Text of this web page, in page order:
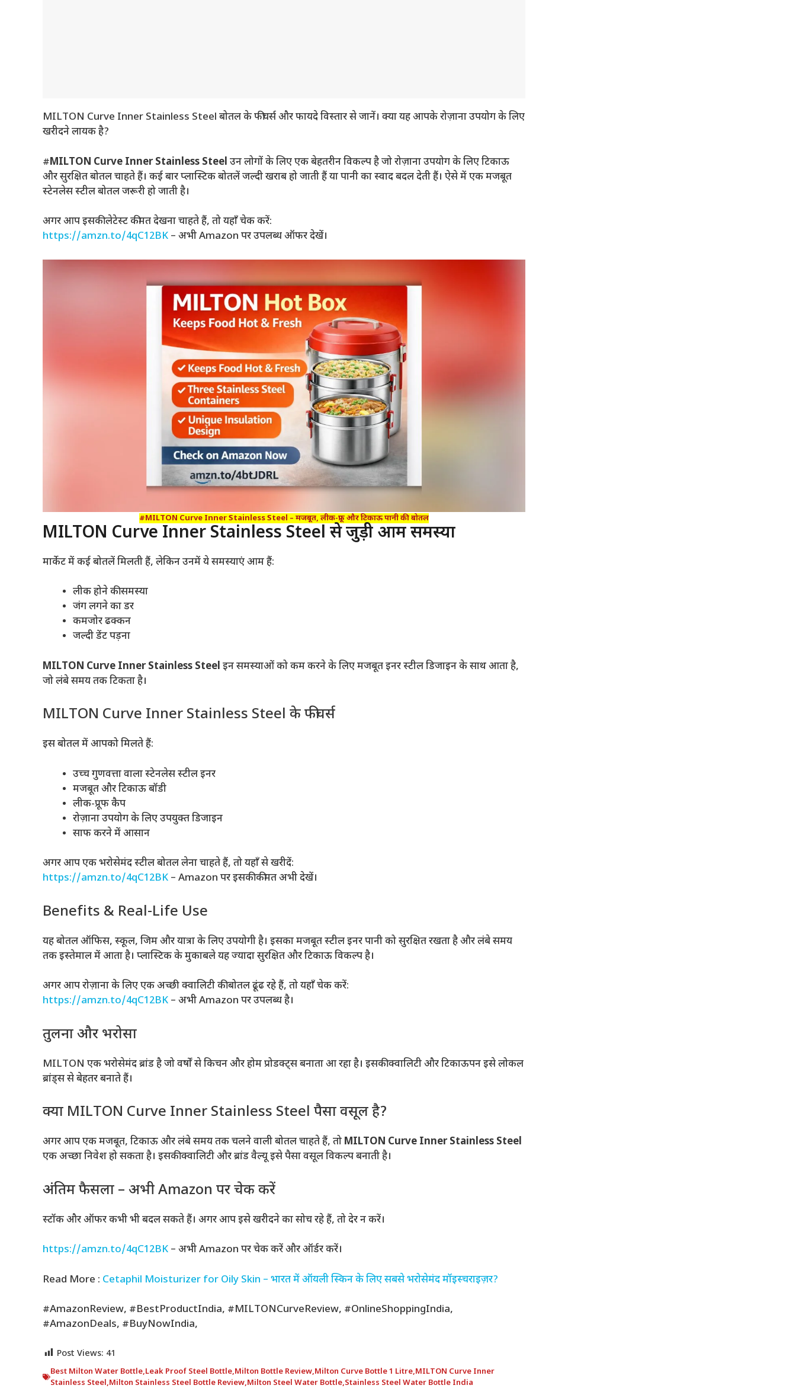
MILTON Curve Inner Stainless Steel बोतल के फीचर्स और फायदे विस्तार से जानें। क्या यह आपके रोज़ाना उपयोग के लिए
खरीदने लायक है?
#MILTON Curve Inner Stainless Steel उन लोगों के लिए एक बेहतरीन विकल्प है जो रोज़ाना उपयोग के लिए टिकाऊ
और सुरक्षित बोतल चाहते हैं। कई बार प्लास्टिक बोतलें जल्दी खराब हो जाती हैं या पानी का स्वाद बदल देती हैं। ऐसे में एक मजबूत
स्टेनलेस स्टील बोतल जरूरी हो जाती है।
अगर आप इसकी लेटेस्ट कीमत देखना चाहते हैं, तो यहाँ चेक करें:
https://amzn.to/4qC12BK – अभी Amazon पर उपलब्ध ऑफर देखें।
#MILTON Curve Inner Stainless Steel – मजबूत, लीक-प्रूफ और टिकाऊ पानी की बोतल
MILTON Curve Inner Stainless Steel से जुड़ी आम समस्या
मार्केट में कई बोतलें मिलती हैं, लेकिन उनमें ये समस्याएं आम हैं:
लीक होने की समस्या
जंग लगने का डर
कमजोर ढक्कन
जल्दी डेंट पड़ना
MILTON Curve Inner Stainless Steel इन समस्याओं को कम करने के लिए मजबूत इनर स्टील डिजाइन के साथ आता है,
जो लंबे समय तक टिकता है।
MILTON Curve Inner Stainless Steel के फीचर्स
इस बोतल में आपको मिलते हैं:
उच्च गुणवत्ता वाला स्टेनलेस स्टील इनर
मजबूत और टिकाऊ बॉडी
लीक-प्रूफ कैप
रोज़ाना उपयोग के लिए उपयुक्त डिजाइन
साफ करने में आसान
अगर आप एक भरोसेमंद स्टील बोतल लेना चाहते हैं, तो यहाँ से खरीदें:
https://amzn.to/4qC12BK – Amazon पर इसकी कीमत अभी देखें।
Benefits & Real-Life Use
यह बोतल ऑफिस, स्कूल, जिम और यात्रा के लिए उपयोगी है। इसका मजबूत स्टील इनर पानी को सुरक्षित रखता है और लंबे समय
तक इस्तेमाल में आता है। प्लास्टिक के मुकाबले यह ज्यादा सुरक्षित और टिकाऊ विकल्प है।
अगर आप रोज़ाना के लिए एक अच्छी क्वालिटी की बोतल ढूंढ रहे हैं, तो यहाँ चेक करें:
https://amzn.to/4qC12BK – अभी Amazon पर उपलब्ध है।
तुलना और भरोसा
MILTON एक भरोसेमंद ब्रांड है जो वर्षों से किचन और होम प्रोडक्ट्स बनाता आ रहा है। इसकी क्वालिटी और टिकाऊपन इसे लोकल
ब्रांड्स से बेहतर बनाते हैं।
क्या MILTON Curve Inner Stainless Steel पैसा वसूल है?
अगर आप एक मजबूत, टिकाऊ और लंबे समय तक चलने वाली बोतल चाहते हैं, तो MILTON Curve Inner Stainless Steel
एक अच्छा निवेश हो सकता है। इसकी क्वालिटी और ब्रांड वैल्यू इसे पैसा वसूल विकल्प बनाती है।
अंतिम फैसला – अभी Amazon पर चेक करें
स्टॉक और ऑफर कभी भी बदल सकते हैं। अगर आप इसे खरीदने का सोच रहे हैं, तो देर न करें।
https://amzn.to/4qC12BK – अभी Amazon पर चेक करें और ऑर्डर करें।
Read More : Cetaphil Moisturizer for Oily Skin – भारत में ऑयली स्किन के लिए सबसे भरोसेमंद मॉइस्चराइज़र?
#AmazonReview, #BestProductIndia, #MILTONCurveReview, #OnlineShoppingIndia,
#AmazonDeals, #BuyNowIndia,
Post Views: 41
Best Milton Water Bottle,Leak Proof Steel Bottle,Milton Bottle Review,Milton Curve Bottle 1 Litre,MILTON Curve Inner
Stainless Steel,Milton Stainless Steel Bottle Review,Milton Steel Water Bottle,Stainless Steel Water Bottle India